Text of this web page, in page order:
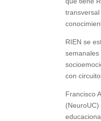
RIEN se
con
Francisco